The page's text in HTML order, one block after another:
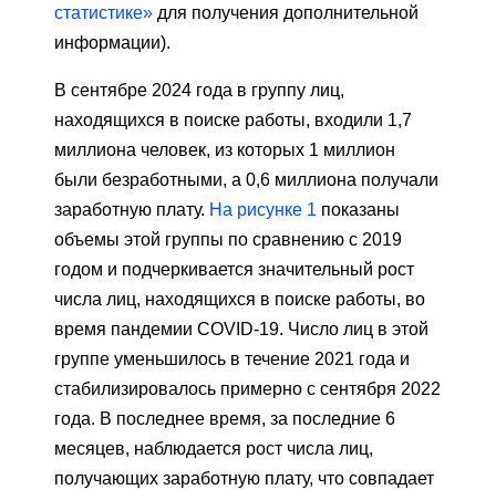
статистике» для получения дополнительной
информации).
В сентябре 2024 года в группу лиц,
находящихся в поиске работы, входили 1,7
миллиона человек, из которых 1 миллион
были безработными, а 0,6 миллиона получали
заработную плату. На рисунке 1 показаны
объемы этой группы по сравнению с 2019
годом и подчеркивается значительный рост
числа лиц, находящихся в поиске работы, во
время пандемии COVID-19. Число лиц в этой
группе уменьшилось в течение 2021 года и
стабилизировалось примерно с сентября 2022
года. В последнее время, за последние 6
месяцев, наблюдается рост числа лиц,
получающих заработную плату, что совпадает